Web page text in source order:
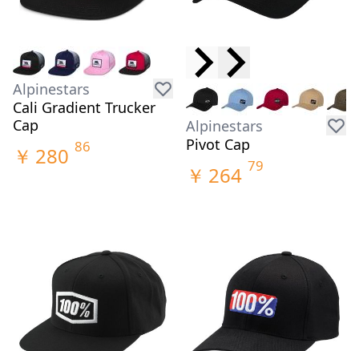
Alpinestars
Cali Gradient Trucker
Cap
￥ 280 86
Alpinestars
Pivot Cap
￥ 264 79